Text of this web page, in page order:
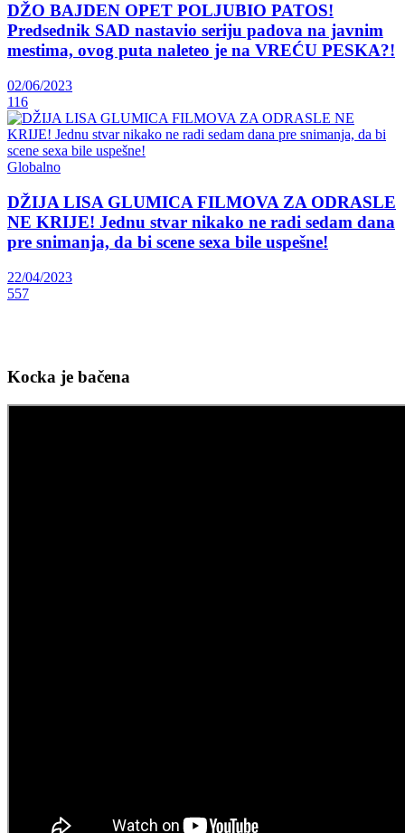
DŽO BAJDEN OPET POLJUBIO PATOS!
Predsednik SAD nastavio seriju padova na javnim
mestima, ovog puta naleteo je na VREĆU PESKA?!
02/06/2023
116
Globalno
DŽIJA LISA GLUMICA FILMOVA ZA ODRASLE
NE KRIJE! Jednu stvar nikako ne radi sedam dana
pre snimanja, da bi scene sexa bile uspešne!
22/04/2023
557
Kocka je bačena